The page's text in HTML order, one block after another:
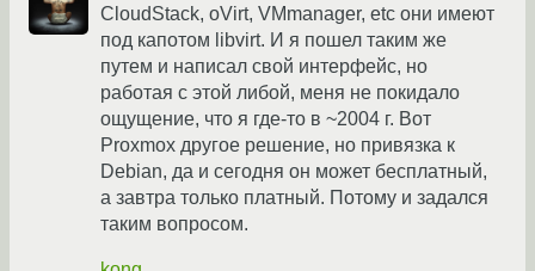
CloudStack, oVirt, VMmanager, etc они имеют
под капотом libvirt. И я пошел таким же
путем и написал свой интерфейс, но
работая с этой либой, меня не покидало
ощущение, что я где-то в ~2004 г. Вот
Proxmox другое решение, но привязка к
Debian, да и сегодня он может бесплатный,
а завтра только платный. Потому и задался
таким вопросом.